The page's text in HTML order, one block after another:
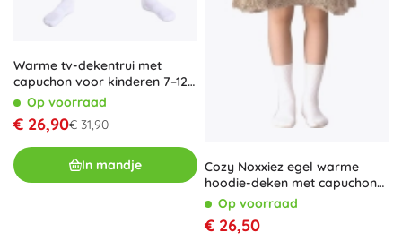
Warme tv-dekentrui met
capuchon voor kinderen 7–12
jaar, pinguïn COZY NOXXIEZ
Op voorraad
€ 26,90€ 31,90
In mandje
Cozy Noxxiez egel warme
hoodie-deken met capuchon
voor kinderen 7–12 jaar
Op voorraad
€ 26,50